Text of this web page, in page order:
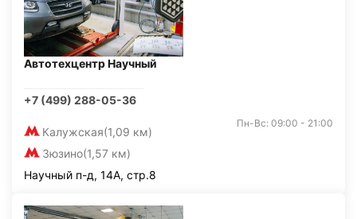
Автотехцентр Научный
+7 (499) 288-05-36
Калужская(1,09 км)
Зюзино(1,57 км)
Пн-Вс: 09:00 - 21:00
Научный п-д, 14А, стр.8